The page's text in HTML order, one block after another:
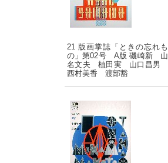
21 版画掌誌「ときの忘れも
の」第02号 A版 磯崎新 山
名文夫 植田実 山口昌男
西村美香 渡部豁